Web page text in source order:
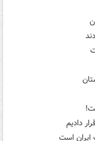
دادیم
ایران است